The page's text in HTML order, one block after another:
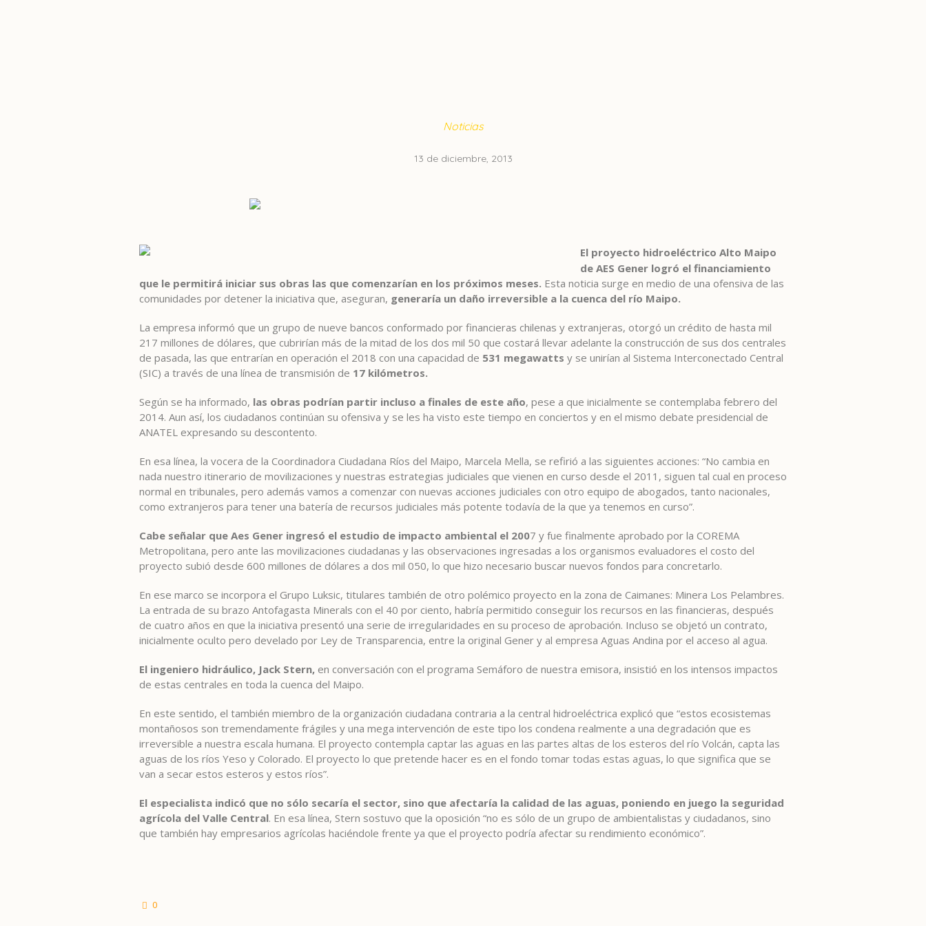
Noticias
13 de diciembre, 2013
El proyecto hidroeléctrico Alto Maipo
de AES Gener logró el financiamiento
que le permitirá iniciar sus obras las que comenzarían en los próximos meses. Esta noticia surge en medio de una ofensiva de las
comunidades por detener la iniciativa que, aseguran, generaría un daño irreversible a la cuenca del río Maipo.
La empresa informó que un grupo de nueve bancos conformado por financieras chilenas y extranjeras, otorgó un crédito de hasta mil
217 millones de dólares, que cubrirían más de la mitad de los dos mil 50 que costará llevar adelante la construcción de sus dos centrales
de pasada, las que entrarían en operación el 2018 con una capacidad de 531 megawatts y se unirían al Sistema Interconectado Central
(SIC) a través de una línea de transmisión de 17 kilómetros.
Según se ha informado, las obras podrían partir incluso a finales de este año, pese a que inicialmente se contemplaba febrero del
2014. Aun así, los ciudadanos continúan su ofensiva y se les ha visto este tiempo en conciertos y en el mismo debate presidencial de
ANATEL expresando su descontento.
En esa línea, la vocera de la Coordinadora Ciudadana Ríos del Maipo, Marcela Mella, se refirió a las siguientes acciones: “No cambia en
nada nuestro itinerario de movilizaciones y nuestras estrategias judiciales que vienen en curso desde el 2011, siguen tal cual en proceso
normal en tribunales, pero además vamos a comenzar con nuevas acciones judiciales con otro equipo de abogados, tanto nacionales,
como extranjeros para tener una batería de recursos judiciales más potente todavía de la que ya tenemos en curso”.
Cabe señalar que Aes Gener ingresó el estudio de impacto ambiental el 2007 y fue finalmente aprobado por la COREMA
Metropolitana, pero ante las movilizaciones ciudadanas y las observaciones ingresadas a los organismos evaluadores el costo del
proyecto subió desde 600 millones de dólares a dos mil 050, lo que hizo necesario buscar nuevos fondos para concretarlo.
En ese marco se incorpora el Grupo Luksic, titulares también de otro polémico proyecto en la zona de Caimanes: Minera Los Pelambres.
La entrada de su brazo Antofagasta Minerals con el 40 por ciento, habría permitido conseguir los recursos en las financieras, después
de cuatro años en que la iniciativa presentó una serie de irregularidades en su proceso de aprobación. Incluso se objetó un contrato,
inicialmente oculto pero develado por Ley de Transparencia, entre la original Gener y al empresa Aguas Andina por el acceso al agua.
El ingeniero hidráulico, Jack Stern, en conversación con el programa Semáforo de nuestra emisora, insistió en los intensos impactos
de estas centrales en toda la cuenca del Maipo.
En este sentido, el también miembro de la organización ciudadana contraria a la central hidroeléctrica explicó que “estos ecosistemas
montañosos son tremendamente frágiles y una mega intervención de este tipo los condena realmente a una degradación que es
irreversible a nuestra escala humana. El proyecto contempla captar las aguas en las partes altas de los esteros del río Volcán, capta las
aguas de los ríos Yeso y Colorado. El proyecto lo que pretende hacer es en el fondo tomar todas estas aguas, lo que significa que se
van a secar estos esteros y estos ríos”.
El especialista indicó que no sólo secaría el sector, sino que afectaría la calidad de las aguas, poniendo en juego la seguridad
agrícola del Valle Central. En esa línea, Stern sostuvo que la oposición “no es sólo de un grupo de ambientalistas y ciudadanos, sino
que también hay empresarios agrícolas haciéndole frente ya que el proyecto podría afectar su rendimiento económico”.
0